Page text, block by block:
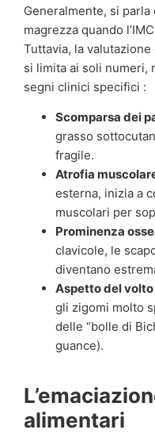
Generalmente, si
magrezza quando
Tuttavia, la
si limita ai soli numeri,
segni clinici specifici :
Scomparsa dei
grasso
fragile.
Atrofia
esterna, inizia a
muscolari per
Prominenza
clavicole, le
diventano
Aspetto del volto
gli zigomi molto
delle “bolle di
guance).
alimentari